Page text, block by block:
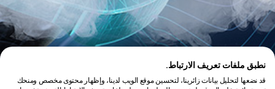
نطبق ملفات تعريف الارتباط.
قد نضعها لتحليل بيانات زائرينا، لتحسين موقع الويب لدينا، وإظهار محتوى مخصص ومنحك